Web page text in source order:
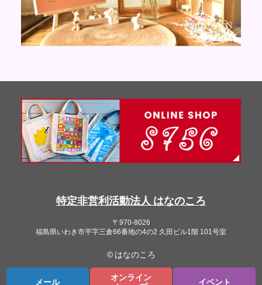
メール
オンライン
イベント
特定非営利活動法人 はなのころ
〒970-8026
福島県いわき市平字三倉66番地の4の2 久田ビル1階 101号室
© はなのころ